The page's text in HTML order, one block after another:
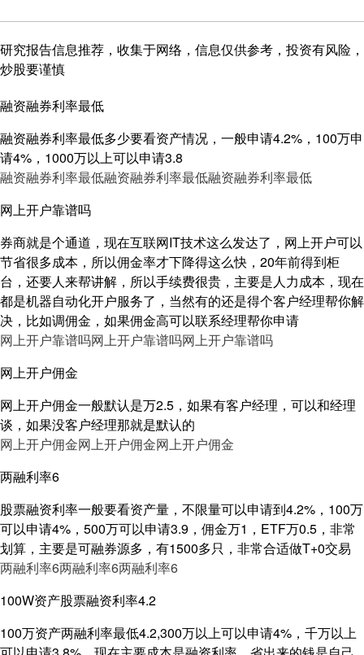
研究报告信息推荐，收集于网络，信息仅供参考，投资有风险，
炒股要谨慎
融资融券利率最低
融资融券利率最低多少要看资产情况，一般申请4.2%，100万申
请4%，1000万以上可以申请3.8
融资融券利率最低融资融券利率最低融资融券利率最低
网上开户靠谱吗
券商就是个通道，现在互联网IT技术这么发达了，网上开户可以
节省很多成本，所以佣金率才下降得这么快，20年前得到柜
台，还要人来帮讲解，所以手续费很贵，主要是人力成本，现在
都是机器自动化开户服务了，当然有的还是得个客户经理帮你解
决，比如调佣金，如果佣金高可以联系经理帮你申请
网上开户靠谱吗网上开户靠谱吗网上开户靠谱吗
网上开户佣金
网上开户佣金一般默认是万2.5，如果有客户经理，可以和经理
谈，如果没客户经理那就是默认的
网上开户佣金网上开户佣金网上开户佣金
两融利率6
股票融资利率一般要看资产量，不限量可以申请到4.2%，100万
可以申请4%，500万可以申请3.9，佣金万1，ETF万0.5，非常
划算，主要是可融券源多，有1500多只，非常合适做T+0交易
两融利率6两融利率6两融利率6
100W资产股票融资利率4.2
100万资产两融利率最低4.2,300万以上可以申请4%，千万以上